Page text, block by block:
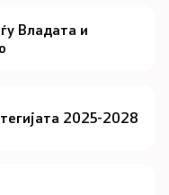
Владата и
2025-2028